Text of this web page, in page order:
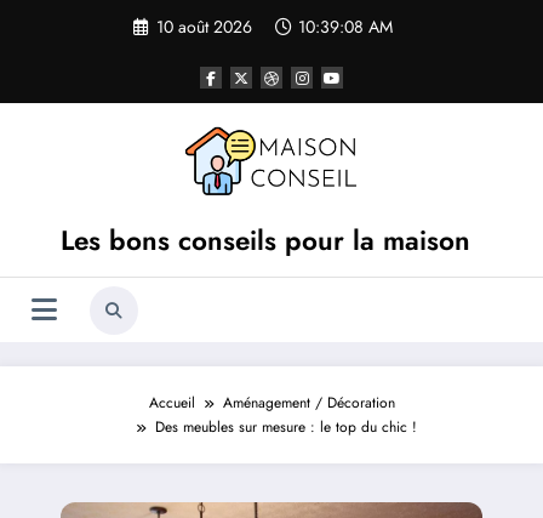
10 août 2026 10:39:09 AM
Les bons conseils pour la maison
Accueil
Aménagement / Décoration
Des meubles sur mesure : le top du chic !